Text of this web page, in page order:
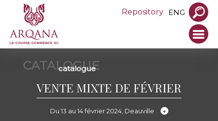
Repository ENG
CATALOGUE
catalogue
VENTE MIXTE DE FÉVRIER
Du 13 au 14 février 2024, Deauville